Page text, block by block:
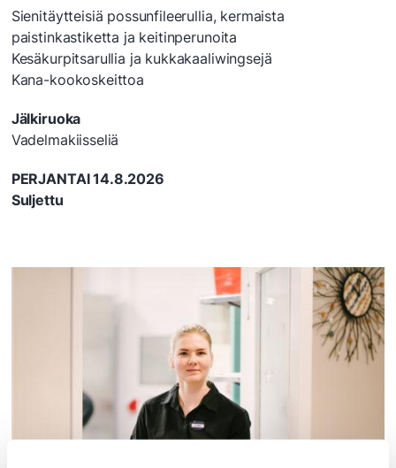
Sienitäytteisiä possunfileerullia, kermaista
paistinkastiketta ja keitinperunoita
Kesäkurpitsarullia ja kukkakaaliwingsejä
Kana-kookoskeittoa
Jälkiruoka
Vadelmakiisseliä
PERJANTAI 14.8.2026
Suljettu